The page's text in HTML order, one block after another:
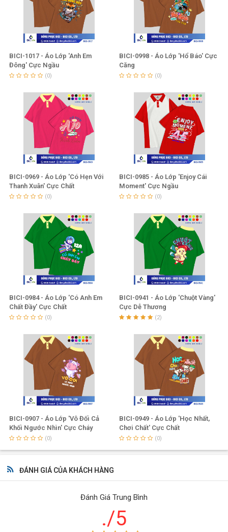
được biết đến là doanh nghiệp hàng
BICI-1017 - Áo Lớp 'Anh Em
Đông' Cực Ngầu
(0)
BICI-0998 - Áo Lớp 'Hổ Báo' Cực
Căng
(0)
BICI-0969 - Áo Lớp 'Có Hẹn Với
Thanh Xuân' Cực Chất
(0)
BICI-0985 - Áo Lớp 'Enjoy Cái
Moment' Cực Ngầu
(0)
BICI-0984 - Áo Lớp 'Có Anh Em
Chất Đầy' Cực Chất
(0)
BICI-0941 - Áo Lớp 'Chuột Vàng'
Cực Dễ Thương
(2)
BICI-0907 - Áo Lớp 'Vô Đối Cả
Khối Ngước Nhìn' Cực Cháy
(0)
BICI-0949 - Áo Lớp 'Học Nhất,
Chơi Chất' Cực Chất
(0)
ĐÁNH GIÁ CỦA KHÁCH HÀNG
Đánh Giá Trung Bình
./5